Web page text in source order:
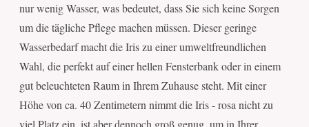
nur wenig Wasser, was bedeutet, dass Sie sich keine Sorgen
um die tägliche Pflege machen müssen. Dieser geringe
Wasserbedarf macht die Iris zu einer umweltfreundlichen
Wahl, die perfekt auf einer hellen Fensterbank oder in einem
gut beleuchteten Raum in Ihrem Zuhause steht. Mit einer
Höhe von ca. 40 Zentimetern nimmt die Iris - rosa nicht zu